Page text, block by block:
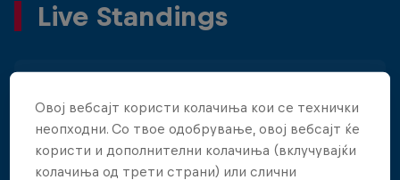
Live Standings
1
Aidan Heslop
Овој вебсајт користи колачиња кои се технички
неопходни. Со твое одобрување, овој вебсајт ќе
користи и дополнителни колачиња (вклучувајќи
колачиња од трети страни) или слични